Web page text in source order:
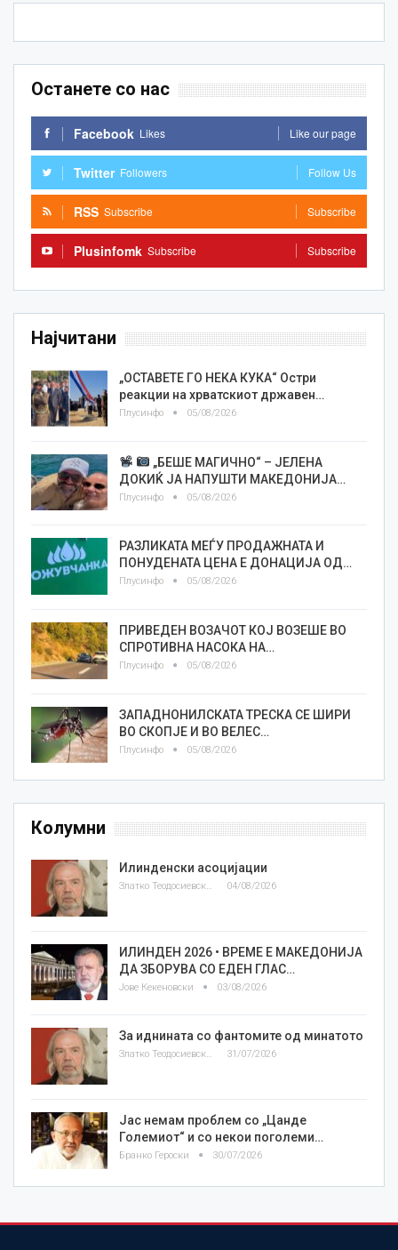
Останете со нас
Facebook Likes Like our page
Twitter Followers Follow Us
RSS Subscribe Subscribe
Plusinfomk Subscribe Subscribe
Најчитани
„ОСТАВЕТЕ ГО НЕКА КУКА“ Остри
реакции на хрватскиот државен…
Плусинфо 05/08/2026
„БЕШЕ МАГИЧНО“ – ЈЕЛЕНА
ДОКИЌ ЈА НАПУШТИ МАКЕДОНИЈА…
Плусинфо 05/08/2026
РАЗЛИКАТА МЕЃУ ПРОДАЖНАТА И
ПОНУДЕНАТА ЦЕНА Е ДОНАЦИЈА ОД…
Плусинфо 05/08/2026
ПРИВЕДЕН ВОЗАЧОТ КОЈ ВОЗЕШЕ ВО
СПРОТИВНА НАСОКА НА…
Плусинфо 05/08/2026
ЗАПАДНОНИЛСКАТА ТРЕСКА СЕ ШИРИ
ВО СКОПЈЕ И ВО ВЕЛЕС…
Плусинфо 05/08/2026
Колумни
Илинденски асоцијации
Златко Теодосиевски 04/08/2026
ИЛИНДЕН 2026 • ВРЕМЕ Е МАКЕДОНИЈА
ДА ЗБОРУВА СО ЕДЕН ГЛАС…
Јове Кекеновски 03/08/2026
За иднината со фантомите од минатото
Златко Теодосиевски 31/07/2026
Јас немам проблем со „Цанде
Големиот“ и со некои поголеми…
Бранко Героски 30/07/2026